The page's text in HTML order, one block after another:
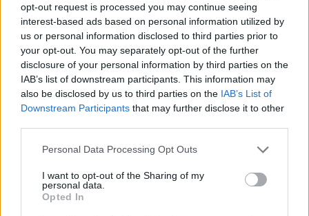
opt-out request is processed you may continue seeing
interest-based ads based on personal information utilized by
us or personal information disclosed to third parties prior to
your opt-out. You may separately opt-out of the further
disclosure of your personal information by third parties on the
IAB’s list of downstream participants. This information may
also be disclosed by us to third parties on the IAB’s List of
Downstream Participants that may further disclose it to other
Personal Data Processing Opt Outs
I want to opt-out of the Sharing of my
personal data.
Opted In
fenntartói ezt nem hozzák nyilvánosságra. A helyi
média kormányzati forrásokra hivatkozva azt írta,
hogy a vagyon közel 50%-a részvényekbe van
fektetve. A jövőben jelentősen nőhet a kezelt
vagyon az alapnál, mivel szeptemberben úgy
döntöttek, hogy az olajbevételek 25%-át utalják át,
míg korábban ez az arány 10 százalék volt - írja a
hogy az állami vagyonalap (KIA) 2012 márciusának végén
összességében 73,63 milliárd kuvaiti dinárt kezelt, ami a